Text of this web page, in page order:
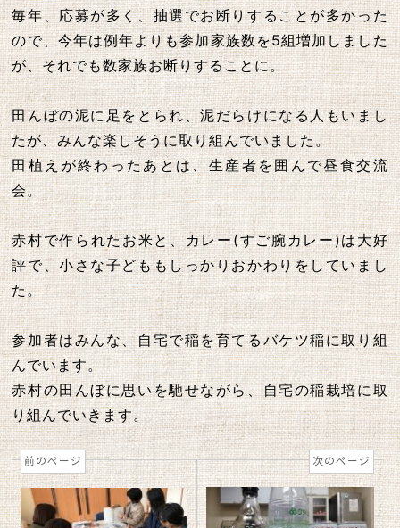
毎年、応募が多く、抽選でお断りすることが多かった
ので、今年は例年よりも参加家族数を5組増加しました
が、それでも数家族お断りすることに。
田んぼの泥に足をとられ、泥だらけになる人もいまし
たが、みんな楽しそうに取り組んでいました。
田植えが終わったあとは、生産者を囲んで昼食交流
会。
赤村で作られたお米と、カレー(すご腕カレー)は大好
評で、小さな子どももしっかりおかわりをしていまし
た。
参加者はみんな、自宅で稲を育てるバケツ稲に取り組
んでいます。
赤村の田んぼに思いを馳せながら、自宅の稲栽培に取
り組んでいきます。
前のページ 次のページ